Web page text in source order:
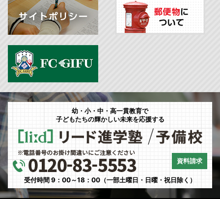
幼・小・中・高一貫教育で
子どもたちの輝かしい未来を応援する
資料請求
受付時間 9：00～18：00（一部土曜日・日曜・祝日除く）